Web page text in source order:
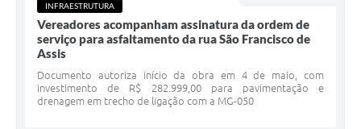
INFRAESTRUTURA
Vereadores acompanham assinatura da ordem de
serviço para asfaltamento da rua São Francisco de
Assis
Documento autoriza início da obra em 4 de maio, com
investimento de R$ 282.999,00 para pavimentação e
drenagem em trecho de ligação com a MG-050